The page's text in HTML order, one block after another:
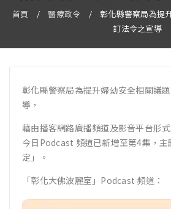
首頁 / 醫療政令 /
彰化縣警察局為提
訂法令之宣導
彰化縣警察局為提升婦幼安全相關議
導，
藉由播客網路廣播頻道及影音平台形
今日Podcast 頻道已新增至第4集，主
定」。
「彰化大佛波麗室」Podcast 頻道：